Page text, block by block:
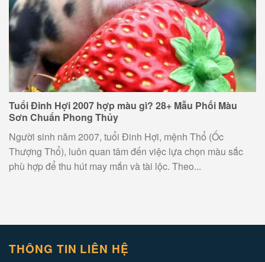
Tuổi Đinh Hợi 2007 hợp màu gì? 28+ Mẫu Phối Màu
Sơn Chuẩn Phong Thủy
Người sinh năm 2007, tuổi Đinh Hợi, mệnh Thổ (Ốc
Thượng Thổ), luôn quan tâm đến việc lựa chọn màu sắc
phù hợp để thu hút may mắn và tài lộc. Theo...
THÔNG TIN LIÊN HỆ